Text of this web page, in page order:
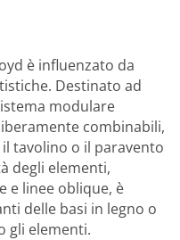
è influenzato da
Destinato ad
modulare
combinabili,
tavolino o il paravento
degli elementi,
e linee oblique, è
delle basi in legno o
gli elementi.